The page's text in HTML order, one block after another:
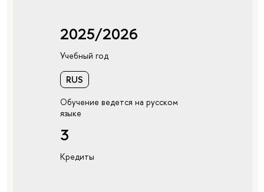
2025/2026
Учебный год
RUS
Обучение ведется на русском
языке
3
Кредиты